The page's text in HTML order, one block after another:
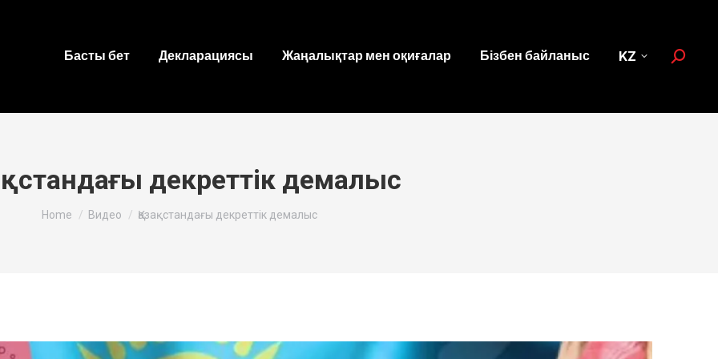
Басты бет Декларациясы Жаңалықтар мен оқиғалар Бізбен байланыс KZ Search:
декреттік демалыс
You are here:
Home Видео Қазақстандағы декреттік демалыс